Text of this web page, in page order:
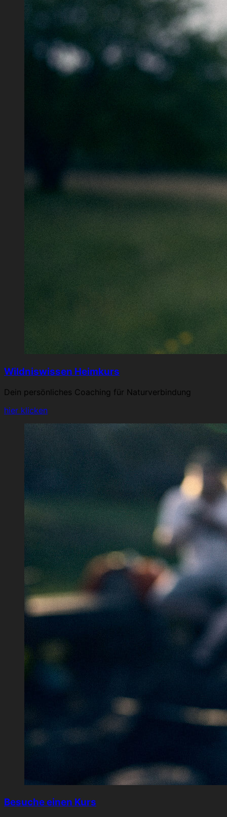
Wildniswissen Heimkurs
Dein persönliches Coaching für Naturverbindung
hier klicken
Besuche einen Kurs